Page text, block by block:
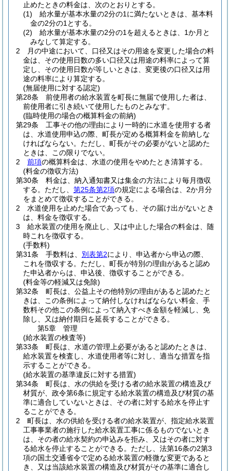
止めたときの料金は、次のとおりとする。
(1)
給水量が基本水量の2分の1に満たないときは、基本料
金の2分の1とする。
(2)
給水量が基本水量の2分の1を超えるときは、1か月と
みなして算定する。
2
月の中途において、口径又はその用途を変更した場合の料
金は、その使用日数の多い口径又は用途の料率によって算
定し、その使用日数が等しいときは、変更後の口径又は用
途の料率により算定する。
(無届使用に対する認定)
第28条
前使用者の給水装置を町長に無届で使用した者は、
前使用者に引き続いて使用したものとみなす。
(臨時使用の場合の概算料金の前納)
第29条
工事その他の理由により一時的に水道を使用する者
は、水道使用申込の際、町長が定める概算料金を前納しな
ければならない。 ただし、町長がその必要がないと認めた
ときは、この限りでない。
2
前項の概算料金は、水道の使用をやめたとき清算する。
(料金の徴収方法)
第30条
料金は、納入通知書又は集金の方法により毎月徴収
する。 ただし、 第25条第2項の規定による場合は、2か月分
をまとめて徴収することができる。
2
水道使用を止めた場合であっても、その届け出がないとき
は、料金を徴収する。
3
給水装置の使用を廃止し、又は中止した場合の料金は、随
時これを徴収する。
(手数料)
第31条
手数料は、 別表第2により、申込者から申込の際、
これを徴収する。 ただし、町長が特別の理由があると認め
た申込者からは、申込後、徴収することができる。
(料金等の軽減又は免除)
第32条
町長は、公益上その他特別の理由があると認めたと
きは、この条例によって納付しなければならない料金、手
数料その他この条例によって納入すべき金額を軽減し、免
除し、又は納付期日を延長することができる。
第5章
管理
(給水装置の検査等)
第33条
町長は、水道の管理上必要があると認めたときは、
給水装置を検査し、水道使用者等に対し、適当な措置を指
示することができる。
(給水装置の基準違反に対する措置)
第34条
町長は、水の供給を受ける者の給水装置の構造及び
材質が、政令第6条に規定する給水装置の構造及び材質の基
準に適合していないときは、その者に対する給水を停止す
ることができる。
2
町長は、水の供給を受ける者の給水装置が、指定給水装置
工事事業者の施行した給水装置工事に係るものでないとき
は、その者の給水契約の申込みを拒み、又はその者に対す
る給水を停止することができる。 ただし、法第16条の2第3
項の国土交通省令で定める給水装置の軽微な変更であると
き、又は当該給水装置の構造及び材質がその基準に適合し